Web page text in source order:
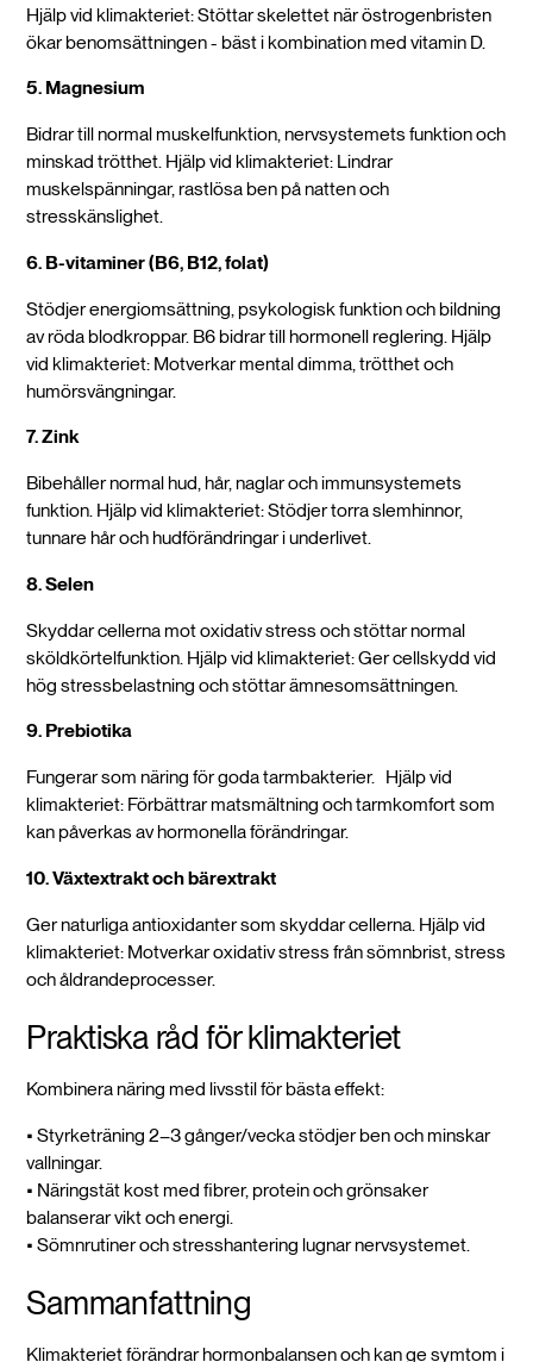
Hjälp vid klimakteriet: Stöttar skelettet när östrogenbristen
ökar benomsättningen - bäst i kombination med vitamin D.
5. Magnesium
Bidrar till normal muskelfunktion, nervsystemets funktion och
minskad trötthet. Hjälp vid klimakteriet: Lindrar
muskelspänningar, rastlösa ben på natten och
stresskänslighet.
6. B-vitaminer (B6, B12, folat)
Stödjer energiomsättning, psykologisk funktion och bildning
av röda blodkroppar. B6 bidrar till hormonell reglering. Hjälp
vid klimakteriet: Motverkar mental dimma, trötthet och
humörsvängningar.
7. Zink
Bibehåller normal hud, hår, naglar och immunsystemets
funktion. Hjälp vid klimakteriet: Stödjer torra slemhinnor,
tunnare hår och hudförändringar i underlivet.
8. Selen
Skyddar cellerna mot oxidativ stress och stöttar normal
sköldkörtelfunktion. Hjälp vid klimakteriet: Ger cellskydd vid
hög stressbelastning och stöttar ämnesomsättningen.
9. Prebiotika
Fungerar som näring för goda tarmbakterier. Hjälp vid
klimakteriet: Förbättrar matsmältning och tarmkomfort som
kan påverkas av hormonella förändringar.
10. Växtextrakt och bärextrakt
Ger naturliga antioxidanter som skyddar cellerna. Hjälp vid
klimakteriet: Motverkar oxidativ stress från sömnbrist, stress
och åldrandeprocesser.
Praktiska råd för klimakteriet
Kombinera näring med livsstil för bästa effekt:
• Styrketräning 2–3 gånger/vecka stödjer ben och minskar
vallningar.
• Näringstät kost med fibrer, protein och grönsaker
balanserar vikt och energi.
• Sömnrutiner och stresshantering lugnar nervsystemet.
Sammanfattning
Klimakteriet förändrar hormonbalansen och kan ge symtom i